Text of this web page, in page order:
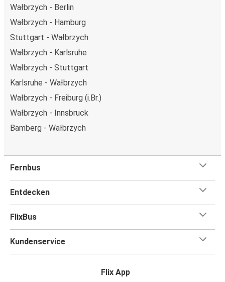
Wałbrzych - Berlin
Wałbrzych - Hamburg
Stuttgart - Wałbrzych
Wałbrzych - Karlsruhe
Wałbrzych - Stuttgart
Karlsruhe - Wałbrzych
Wałbrzych - Freiburg (i.Br.)
Wałbrzych - Innsbruck
Bamberg - Wałbrzych
Fernbus
Entdecken
FlixBus
Kundenservice
Flix App